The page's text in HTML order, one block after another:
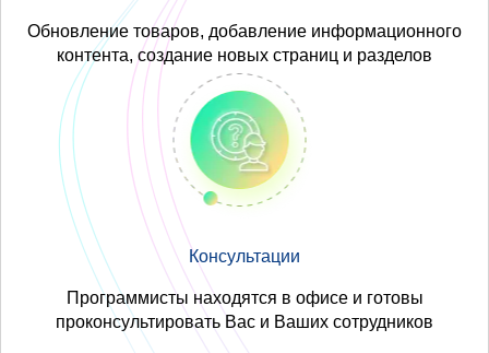
Обновление товаров, добавление информационного
контента, создание новых страниц и разделов
Консультации
Программисты находятся в офисе и готовы
проконсультировать Вас и Ваших сотрудников